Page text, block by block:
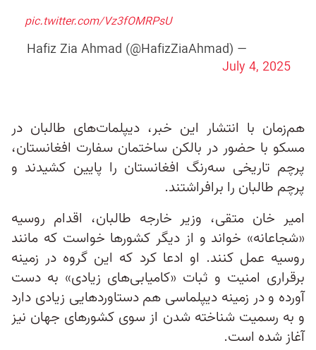
pic.twitter.com/Vz3fOMRPsU
— Hafiz Zia Ahmad (@HafizZiaAhmad)
July 4, 2025
هم‌زمان با انتشار این خبر، دیپلمات‌های طالبان در
مسکو با حضور در بالکن ساختمان سفارت افغانستان،
پرچم تاریخی سه‌رنگ افغانستان را پایین کشیدند و
پرچم طالبان را برافراشتند.
امیر خان متقی، وزیر خارجه طالبان، اقدام روسیه
«شجاعانه» خواند و از دیگر کشورها خواست که مانند
روسیه عمل کنند. او ادعا کرد که این گروه در زمینه
برقراری امنیت و ثبات «کامیابی‌های زیادی» به دست
آورده‌ و در زمینه دیپلماسی هم دستاوردهایی زیادی دارد
و به رسمیت شناخته شدن از سوی کشورهای جهان نیز
آغاز شده است.